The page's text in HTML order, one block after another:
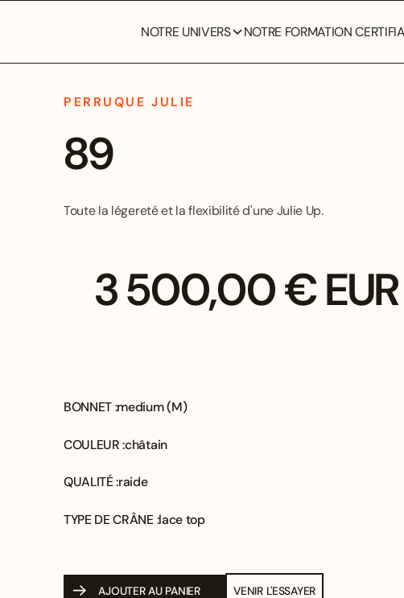
NOTRE UNIVERS NOTRE FORMATION
PERRUQUE JULIE
89
Toute la légereté et la flexibilité d'une Julie Up.
3 500,00 € EUR
BONNET :medium (M)
COULEUR :châtain
QUALITÉ :raide
TYPE DE CRÂNE :lace top
AJOUTER AU PANIER VENIR L'ESSAYER